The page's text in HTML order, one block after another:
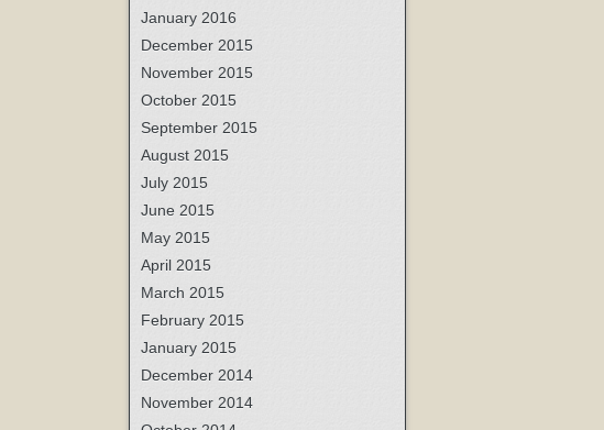
January 2016
December 2015
November 2015
October 2015
September 2015
August 2015
July 2015
June 2015
May 2015
April 2015
March 2015
February 2015
January 2015
December 2014
November 2014